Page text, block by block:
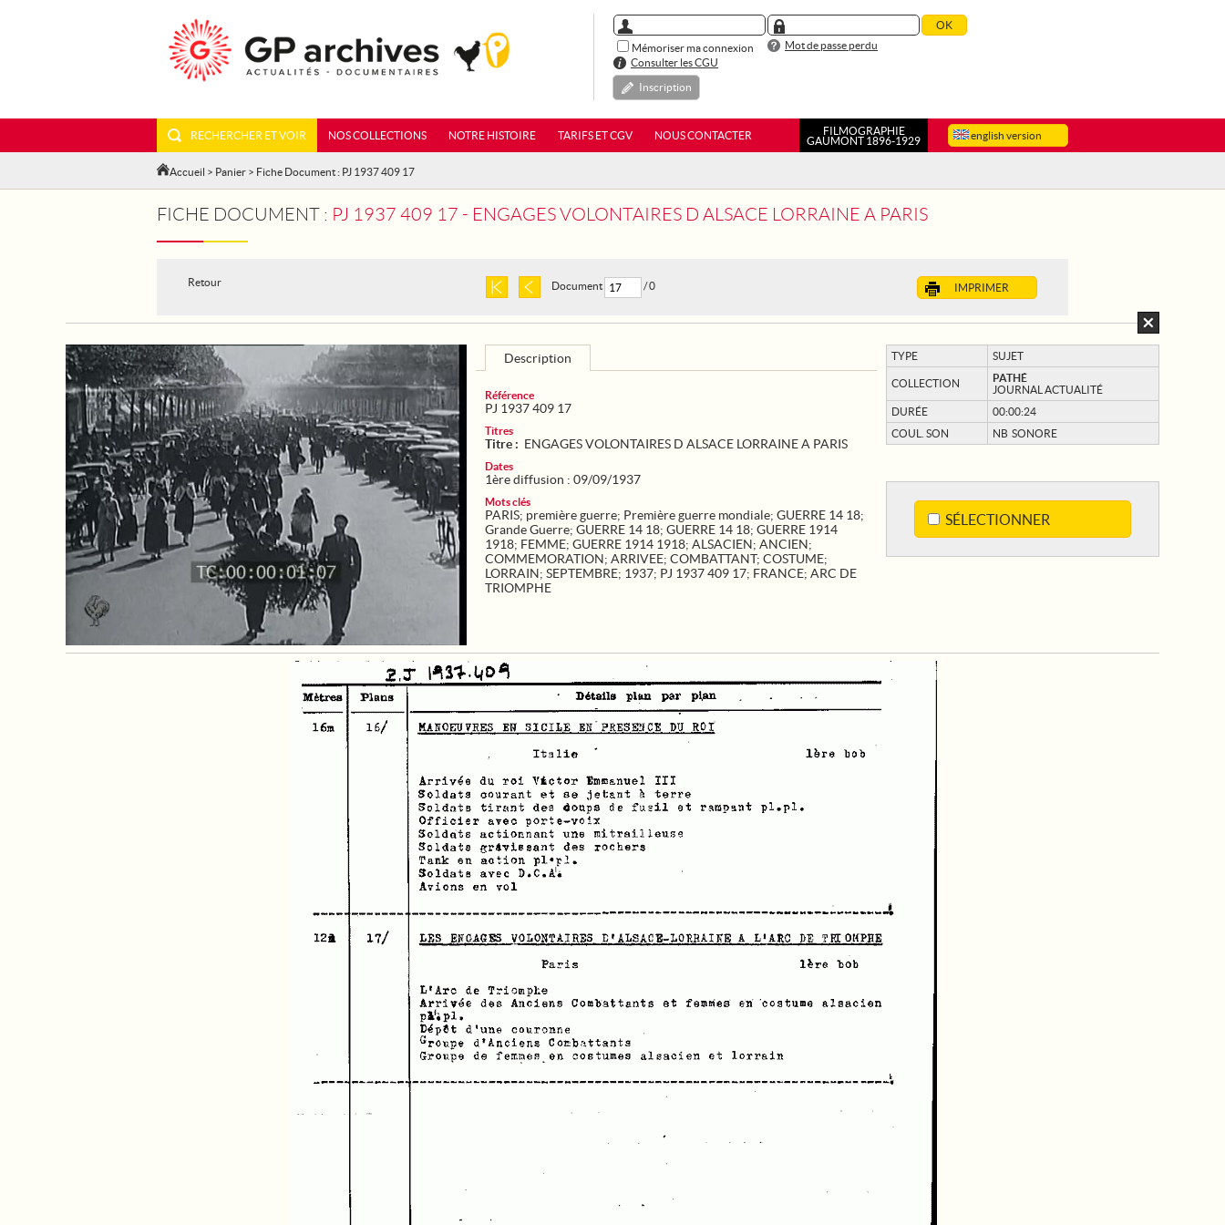
Mémoriser ma connexion
Mot de passe perdu
Consulter les CGU
Inscription
english version
RECHERCHER ET VOIR NOS COLLECTIONS NOTRE HISTOIRE TARIFS ET CGV NOUS CONTACTER
FILMOGRAPHIE
GAUMONT 1896-1929
Accueil > Panier > Fiche Document : PJ 1937 409 17
FICHE DOCUMENT : PJ 1937 409 17 - ENGAGES VOLONTAIRES D ALSACE LORRAINE A PARIS
Retour IMPRIMER
Document / 0
TYPE SUJET
COLLECTION
PATHÉ
JOURNAL ACTUALITÉ
DURÉE
00:00:24
COUL. SON
NB SONORE
SÉLECTIONNER
Description
Référence
PJ 1937 409 17
Titres
Titre : ENGAGES VOLONTAIRES D ALSACE LORRAINE A PARIS
Dates
1ère diffusion : 09/09/1937
Mots clés
PARIS; première guerre; Première guerre mondiale; GUERRE 14 18;
Grande Guerre; GUERRE 14 18; GUERRE 14 18; GUERRE 1914
1918; FEMME; GUERRE 1914 1918; ALSACIEN; ANCIEN;
COMMEMORATION; ARRIVEE; COMBATTANT; COSTUME;
LORRAIN; SEPTEMBRE; 1937; PJ 1937 409 17; FRANCE; ARC DE
TRIOMPHE